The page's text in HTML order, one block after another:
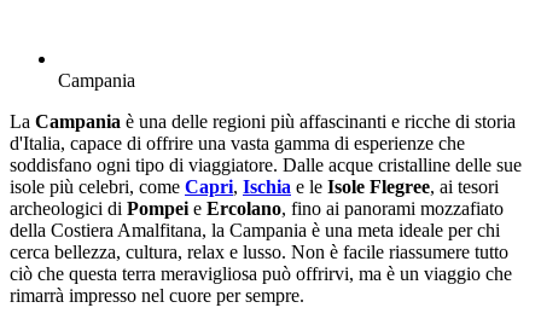
Campania
La Campania è una delle regioni più affascinanti e ricche di storia
d'Italia, capace di offrire una vasta gamma di esperienze che
soddisfano ogni tipo di viaggiatore. Dalle acque cristalline delle sue
isole più celebri, come Capri, Ischia e le Isole Flegree, ai tesori
archeologici di Pompei e Ercolano, fino ai panorami mozzafiato
della Costiera Amalfitana, la Campania è una meta ideale per chi
cerca bellezza, cultura, relax e lusso. Non è facile riassumere tutto
ciò che questa terra meravigliosa può offrirvi, ma è un viaggio che
rimarrà impresso nel cuore per sempre.